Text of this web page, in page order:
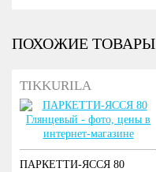
ПОХОЖИЕ ТОВАРЫ
TIKKURILA
ПАРКЕТТИ-ЯССЯ 80